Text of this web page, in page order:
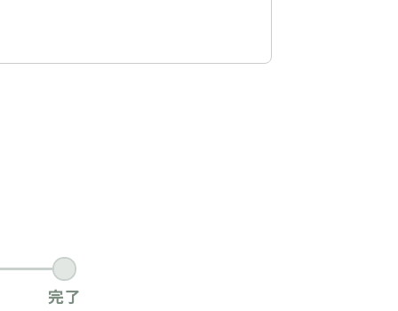
完了